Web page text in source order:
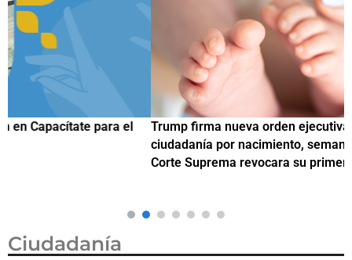
Trump firma nueva orden ejecutiva para restringir la
ciudadanía por nacimiento, semanas después de que la
Corte Suprema revocara su primer intento
Ciudadanía